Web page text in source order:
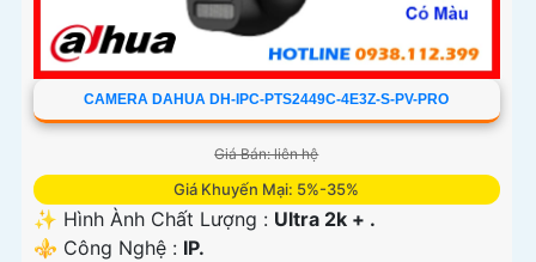
CAMERA DAHUA DH-IPC-PTS2449C-4E3Z-S-PV-PRO
Giá Bán: liên hệ
Giá Khuyến Mại: 5%-35%
✨ Hình Ành Chất Lượng : Ultra 2k + .
⚜️ Công Nghệ : IP.